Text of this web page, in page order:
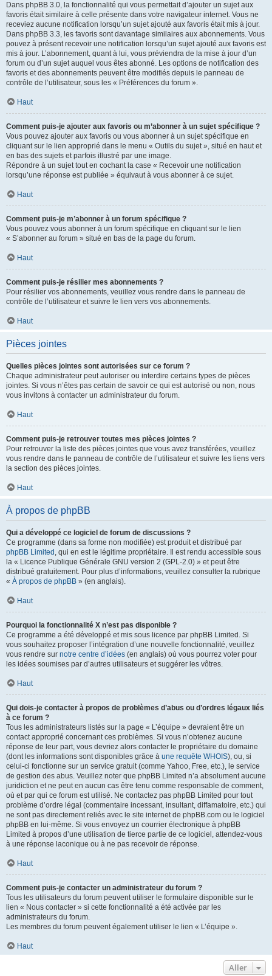
Dans phpBB 3.0, la fonctionnalité qui vous permettait d’ajouter un sujet aux
favoris était similaire à celle présente dans votre navigateur internet. Vous ne
receviez aucune notification lorsqu’un sujet ajouté aux favoris était mis à jour.
Dans phpBB 3.3, les favoris sont davantage similaires aux abonnements. Vous
pouvez à présent recevoir une notification lorsqu’un sujet ajouté aux favoris est
mis à jour. L’abonnement, quant à lui, vous préviendra de la mise à jour d’un
forum ou d’un sujet auquel vous êtes abonné. Les options de notification des
favoris et des abonnements peuvent être modifiés depuis le panneau de
contrôle de l’utilisateur, sous les « Préférences du forum ».
Haut
Comment puis-je ajouter aux favoris ou m’abonner à un sujet spécifique ?
Vous pouvez ajouter aux favoris ou vous abonner à un sujet spécifique en
cliquant sur le lien approprié dans le menu « Outils du sujet », situé en haut et
en bas des sujets et parfois illustré par une image.
Répondre à un sujet tout en cochant la case « Recevoir une notification
lorsqu’une réponse est publiée » équivaut à vous abonner à ce sujet.
Haut
Comment puis-je m’abonner à un forum spécifique ?
Vous pouvez vous abonner à un forum spécifique en cliquant sur le lien
« S’abonner au forum » situé en bas de la page du forum.
Haut
Comment puis-je résilier mes abonnements ?
Pour résilier vos abonnements, veuillez vous rendre dans le panneau de
contrôle de l’utilisateur et suivre le lien vers vos abonnements.
Haut
Pièces jointes
Quelles pièces jointes sont autorisées sur ce forum ?
Chaque administrateur peut autoriser ou interdire certains types de pièces
jointes. Si vous n’êtes pas certain de savoir ce qui est autorisé ou non, nous
vous invitons à contacter un administrateur du forum.
Haut
Comment puis-je retrouver toutes mes pièces jointes ?
Pour retrouver la liste des pièces jointes que vous avez transférées, veuillez
vous rendre dans le panneau de contrôle de l’utilisateur et suivre les liens vers
la section des pièces jointes.
Haut
À propos de phpBB
Qui a développé ce logiciel de forum de discussions ?
Ce programme (dans sa forme non modifiée) est produit et distribué par
phpBB Limited , qui en est le légitime propriétaire. Il est rendu accessible sous
la « Licence Publique Générale GNU version 2 (GPL-2.0) » et peut être
distribué gratuitement. Pour plus d’informations, veuillez consulter la rubrique
« À propos de phpBB » (en anglais).
Haut
Pourquoi la fonctionnalité X n’est pas disponible ?
Ce programme a été développé et mis sous licence par phpBB Limited. Si
vous souhaitez proposer l’intégration d’une nouvelle fonctionnalité, veuillez
vous rendre sur notre centre d’idées (en anglais) où vous pourrez voter pour
les idées soumises par d’autres utilisateurs et suggérer les vôtres.
Haut
Qui dois-je contacter à propos de problèmes d’abus ou d’ordres légaux liés
à ce forum ?
Tous les administrateurs listés sur la page « L’équipe » devraient être un
contact approprié concernant ces problèmes. Si vous n’obtenez aucune
réponse de leur part, vous devriez alors contacter le propriétaire du domaine
(dont les informations sont disponibles grâce à une requête WHOIS), ou, si
celui-ci fonctionne sur un service gratuit (comme Yahoo, Free, etc.), le service
de gestion des abus. Veuillez noter que phpBB Limited n’a absolument aucune
juridiction et ne peut en aucun cas être tenu comme responsable de comment,
où et par qui ce forum est utilisé. Ne contactez pas phpBB Limited pour tout
problème d’ordre légal (commentaire incessant, insultant, diffamatoire, etc.) qui
ne sont pas directement reliés avec le site internet de phpBB.com ou le logiciel
phpBB en lui-même. Si vous envoyez un courrier électronique à phpBB
Limited à propos d’une utilisation de tierce partie de ce logiciel, attendez-vous
à une réponse laconique ou à ne pas recevoir de réponse.
Haut
Comment puis-je contacter un administrateur du forum ?
Tous les utilisateurs du forum peuvent utiliser le formulaire disponible sur le
lien « Nous contacter » si cette fonctionnalité a été activée par les
administrateurs du forum.
Les membres du forum peuvent également utiliser le lien « L’équipe ».
Haut
Aller